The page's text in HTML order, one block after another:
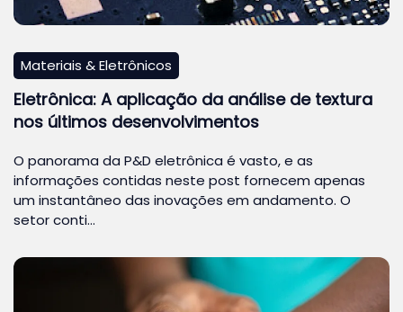
Materiais & Eletrônicos
Eletrônica: A aplicação da análise de textura
nos últimos desenvolvimentos
O panorama da P&D eletrônica é vasto, e as
informações contidas neste post fornecem apenas
um instantâneo das inovações em andamento. O
setor conti…